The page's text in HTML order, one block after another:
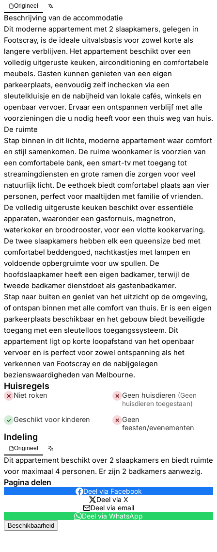
Origineel
Beschrijving van de accommodatie
Dit moderne appartement met 2 slaapkamers, gelegen in
Footscray, is de ideale uitvalsbasis voor zowel korte als
langere verblijven. Het appartement beschikt over een
volledig uitgeruste keuken, airconditioning en comfortabele
meubels. Gasten kunnen genieten van een eigen
parkeerplaats, eenvoudig zelf inchecken via een
sleutelkluisje en de nabijheid van lokale cafés, winkels en
openbaar vervoer. Ervaar een ontspannen verblijf met alle
voorzieningen die u nodig heeft voor een thuis weg van huis.
De ruimte
Stap binnen in dit lichte, moderne appartement waar comfort
en stijl samenkomen. De ruime woonkamer is voorzien van
een comfortabele bank, een smart-tv met toegang tot
streamingdiensten en grote ramen die zorgen voor veel
natuurlijk licht. De eethoek biedt comfortabel plaats aan vier
personen, perfect voor maaltijden met familie of vrienden.
De volledig uitgeruste keuken beschikt over essentiële
apparaten, waaronder een gasfornuis, magnetron,
waterkoker en broodrooster, voor een vlotte kookervaring.
De twee slaapkamers hebben elk een queensize bed met
comfortabel beddengoed, nachtkastjes met lampen en
voldoende opbergruimte voor uw spullen. De
hoofdslaapkamer heeft een eigen badkamer, terwijl de
tweede badkamer dienstdoet als gastenbadkamer.
Stap naar buiten en geniet van het uitzicht op de omgeving,
of ontspan binnen met alle comfort van thuis. Er is een eigen
parkeerplaats beschikbaar en het gebouw biedt beveiligde
toegang met een sleutelloos toegangssysteem. Dit
appartement ligt op korte loopafstand van het openbaar
vervoer en is perfect voor zowel ontspanning als het
verkennen van Footscray en de nabijgelegen
bezienswaardigheden van Melbourne.
Huisregels
✕ Niet roken ✕ Geen huisdieren (Geen
huisdieren toegestaan)
✓ Geschikt voor kinderen ✕ Geen
feesten/evenementen
Indeling
Origineel
Dit appartement beschikt over 2 slaapkamers en biedt ruimte
voor maximaal 4 personen. Er zijn 2 badkamers aanwezig.
Pagina delen
Deel via Facebook
Deel via X
Deel via email
Deel via WhatsApp
Beschikbaarheid